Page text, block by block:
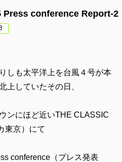
Press conference Report-2
しも太平洋上を台風４号が本
上していたその日、
ンにほど近いTHE CLASSIC
東京）にて
conference（プレス発表